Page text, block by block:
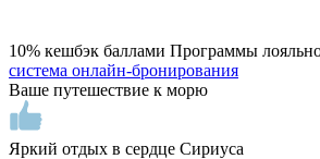
10% кeшбэк бaллами Пpoграммы
система онлайн-бронирования
Ваше путешествие к морю
Яркий отдых в сердце Сириуса